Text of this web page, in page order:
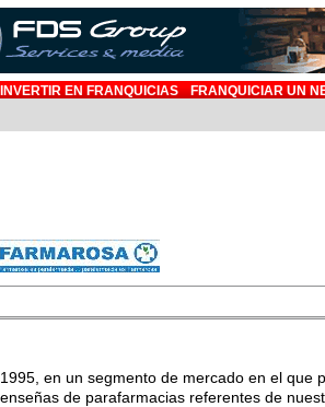
INVERTIR EN FRANQUICIAS FRANQUICIAR UN
en un segmento de mercado en el que
de parafarmacias referentes de